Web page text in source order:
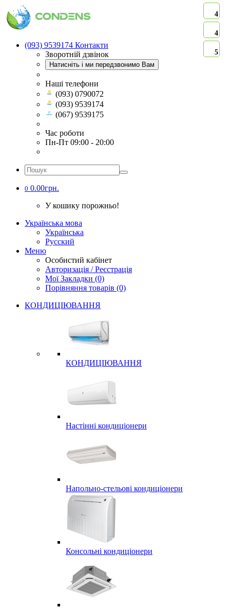
(093) 9539174 Контакти
Зворотній дзвінок
Натисніть і ми передзвонимо Вам
Наші телефони
(093) 0790072
(093) 9539174
(067) 9539175
Час роботи
Пн-Пт 09:00 - 20:00
0 0.00грн.
У кошику порожньо!
Українська мова
Українська
Русский
Меню
Особистий кабінет
Авторизація / Реєстрація
Мої Закладки (0)
Порівняння товарів (0)
КОНДИЦІЮВАННЯ
КОНДИЦІЮВАННЯ
Настінні кондиціонери
Напольно-стельові кондиціонери
Консольні кондиціонери
4
4
5